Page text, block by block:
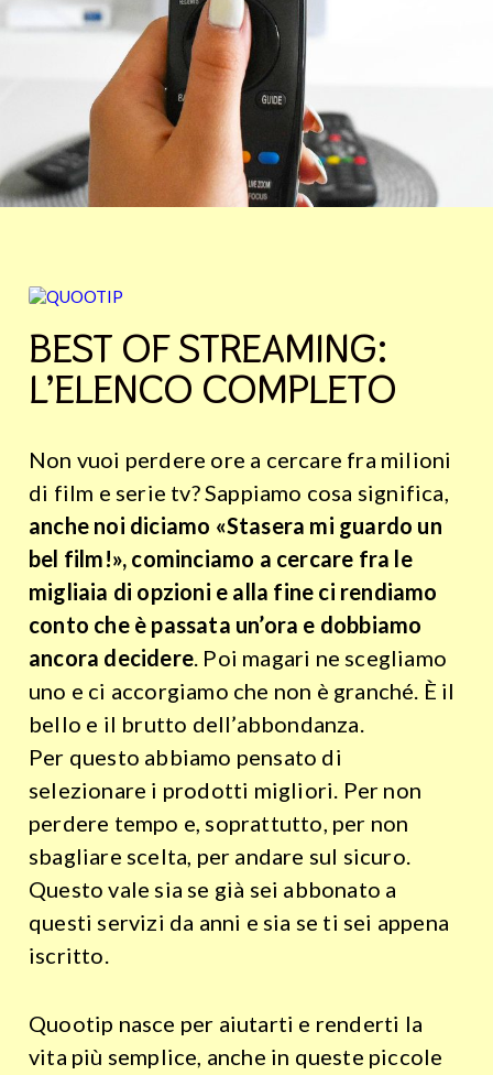
BEST OF STREAMING:
L’ELENCO COMPLETO
Non vuoi perdere ore a cercare fra milioni
di film e serie tv? Sappiamo cosa significa,
anche noi diciamo «Stasera mi guardo un
bel film!», cominciamo a cercare fra le
migliaia di opzioni e alla fine ci rendiamo
conto che è passata un’ora e dobbiamo
ancora decidere. Poi magari ne scegliamo
uno e ci accorgiamo che non è granché. È il
bello e il brutto dell’abbondanza.
Per questo abbiamo pensato di
selezionare i prodotti migliori. Per non
perdere tempo e, soprattutto, per non
sbagliare scelta, per andare sul sicuro.
Questo vale sia se già sei abbonato a
questi servizi da anni e sia se ti sei appena
iscritto.
Quootip nasce per aiutarti e renderti la
vita più semplice, anche in queste piccole